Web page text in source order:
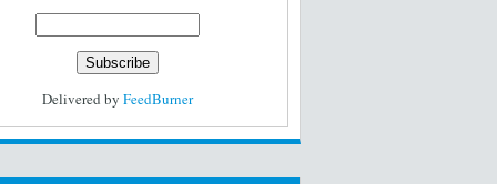
Delivered by FeedBurner